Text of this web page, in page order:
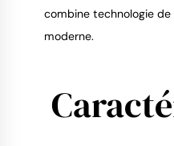
combine technologie
moderne.